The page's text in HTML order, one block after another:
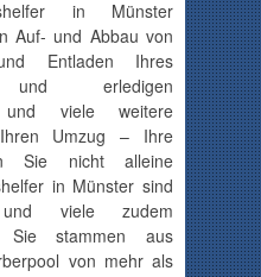
in Münster
Auf- und Abbau von
Entladen Ihres
und erledigen
und viele weitere
Umzug – Ihre
Sie nicht alleine
in Münster sind
viele zudem
Sie stammen aus
von mehr als